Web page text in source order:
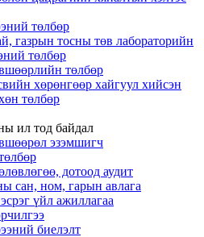
төлбөр
газрын тосны төв лабораторийн
төлбөр
төлбөр
хөрөнгөөр хайгуул хийсэн
төлбөр
ил тод байдал
эзэмшигч
дотоод аудит
сан, ном, гарын авлага
үйл ажиллагаа
биелэлт